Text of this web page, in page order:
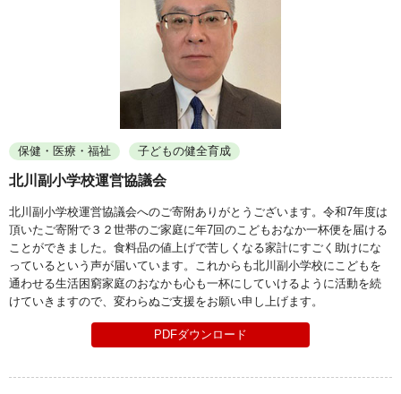
保健・医療・福祉 子どもの健全育成
北川副小学校運営協議会
北川副小学校運営協議会へのご寄附ありがとうございます。令和7年度は
頂いたご寄附で３２世帯のご家庭に年7回のこどもおなか一杯便を届ける
ことができました。食料品の値上げで苦しくなる家計にすごく助けにな
っているという声が届いています。これからも北川副小学校にこどもを
通わせる生活困窮家庭のおなかも心も一杯にしていけるように活動を続
けていきますので、変わらぬご支援をお願い申し上げます。
PDFダウンロード